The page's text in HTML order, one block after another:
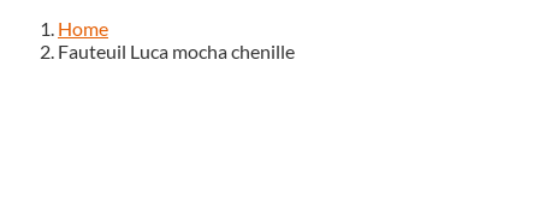
Home
Fauteuil Luca mocha chenille